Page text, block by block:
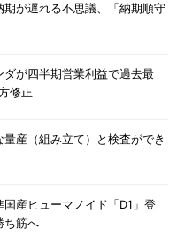
が遅れる不思議、「納期順守
が四半期営業利益で過去最
修正
産（組み立て）と検査ができ
産ヒューマノイド「D1」登
ち筋へ